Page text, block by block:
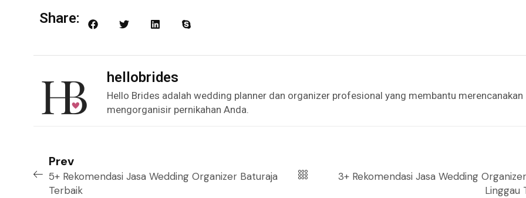
Share:
hellobrides
Hello Brides adalah wedding planner dan organizer profesional yang membantu merencanakan
mengorganisir pernikahan Anda.
Prev
5+ Rekomendasi Jasa Wedding Organizer Baturaja
Terbaik
3+ Rekomendasi Jasa Wedding
Linggau